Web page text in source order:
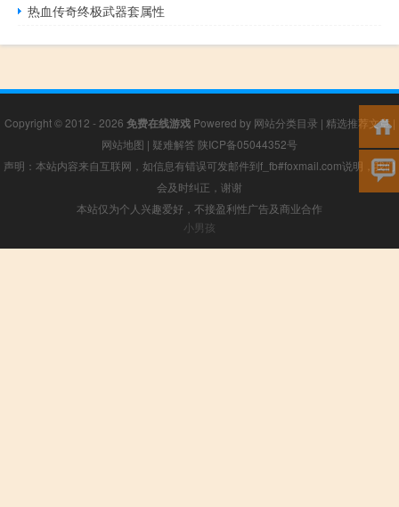
热血传奇终极武器套属性
Copyright © 2012 - 2026 免费在线游戏Powered by 网站分类目录 | 精选推荐文章|
网站地图 | 疑难解答 陕ICP备05044352号
声明：本站内容来自互联网，如信息有错误可发邮件到f_fb#foxmail.com说明，我们
会及时纠正，谢谢
本站仅为个人兴趣爱好，不接盈利性广告及商业合作
小男孩